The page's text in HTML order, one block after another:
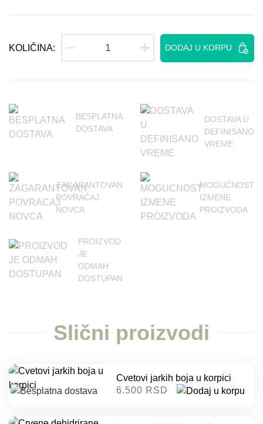
KOLIČINA: DODAJ U KORPU
BESPLATNA
DOSTAVA
DOSTAVA U
DEFINISANO
VREME
ZAGARANTOVAN
POVRAĆAJ
NOVCA
MOGUĆNOST
IZMENE
PROIZVODA
PROIZVOD
JE
ODMAH
DOSTUPAN
Slični proizvodi
Cvetovi jarkih boja u korpici
6.500 RSD